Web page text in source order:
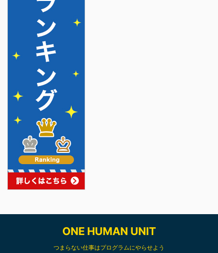
ONE HUMAN UNIT
つまらない仕事はプログラムにやらせよう